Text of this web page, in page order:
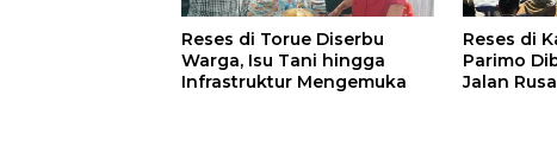
Reses di Torue Diserbu
Warga, Isu Tani hingga
Infrastruktur Mengemuka
Reses di
Parimo
Jalan